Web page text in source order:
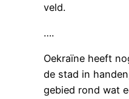
veld.
….
Oekraïne heeft
de stad in
gebied rond wat